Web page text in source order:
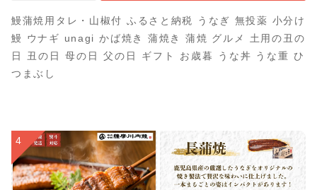
鰻蒲焼用タレ・山椒付 ふるさと納税 うなぎ 無投薬 小分け
鰻 ウナギ unagi かば焼き 蒲焼き 蒲焼 グルメ 土用の丑の
日 丑の日 母の日 父の日 ギフト お歳暮 うな丼 うな重 ひ
つまぶし
4